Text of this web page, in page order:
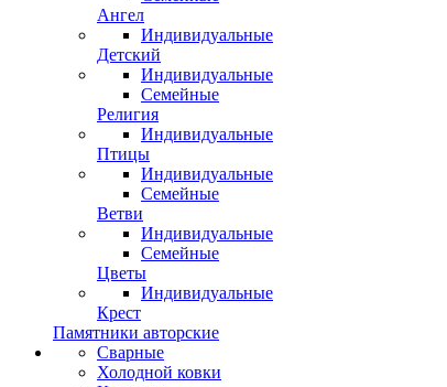
Ангел
Индивидуальные
Детский
Индивидуальные
Семейные
Религия
Индивидуальные
Птицы
Индивидуальные
Семейные
Ветви
Индивидуальные
Семейные
Цветы
Индивидуальные
Крест
Памятники авторские
Сварные
Холодной ковки